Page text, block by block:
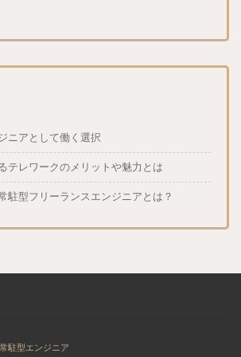
ニアとして働く選択
テレワークのメリットや魅力とは
駐型フリーランスエンジニアとは？
常駐型エンジニア